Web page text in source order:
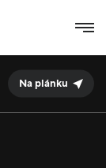
Na plánku